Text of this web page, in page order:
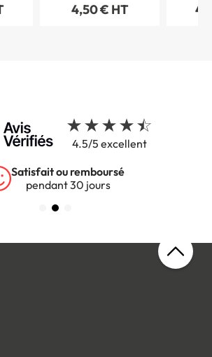
4,50 € HT
4.5/5 excellent
Satisfait ou remboursé
pendant 30 jours